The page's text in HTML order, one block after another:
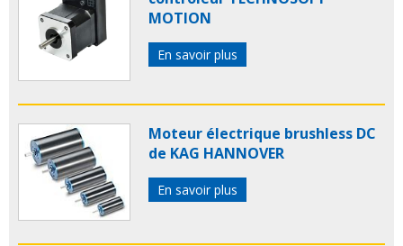
MOTION
En savoir plus
Moteur électrique brushless DC
de KAG HANNOVER
En savoir plus